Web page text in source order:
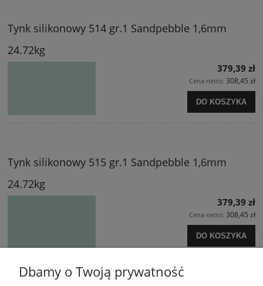
Tynk silikonowy 514 gr.1 Sandpebble 1,6mm
24.72kg
379,39 zł
Cena netto: 308,45 zł
DO KOSZYKA
Tynk silikonowy 515 gr.1 Sandpebble 1,6mm
24.72kg
379,39 zł
Cena netto: 308,45 zł
DO KOSZYKA
Dbamy o Twoją prywatność